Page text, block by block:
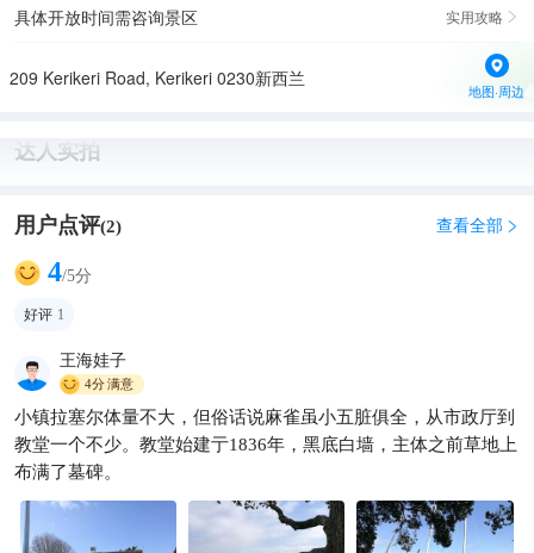
具体开放时间需咨询景区 实用攻略 
209 Kerikeri Road, Kerikeri 0230新西兰
地图·周边
达人实拍
用户点评(2) 查看全部 
4/5分
好评 1
王海娃子
4分满意
小镇拉塞尔体量不大，但俗话说麻雀虽小五脏俱全，从市政厅到
教堂一个不少。教堂始建亍1836年，黑底白墙，主体之前草地上
布满了墓碑。